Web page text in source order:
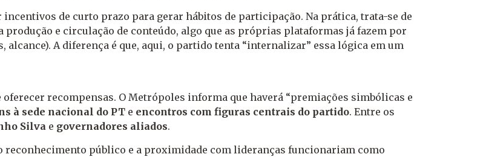
de curto prazo para gerar hábitos de participação. Na prática, trata-se de
e circulação de conteúdo, algo que as próprias plataformas já fazem por
A diferença é que, aqui, o partido tenta “internalizar” essa lógica em um
recompensas. O Metrópoles informa que haverá “premiações simbólicas e
à sede nacional do PT e encontros com figuras centrais do partido. Entre os
Silva e governadores aliados.
reconhecimento público e a proximidade com lideranças funcionariam como